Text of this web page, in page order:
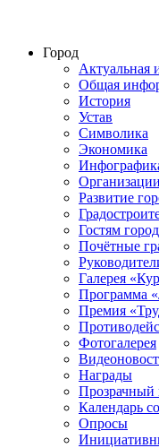
Город
Актуальная
Общая
История
Устав
Символика
Экономика
Организации
Развитие
Гостям
Почётные
Галерея
Программа
Премия
Фотогалерея
Награды
Прозрачный
Календарь
Опросы